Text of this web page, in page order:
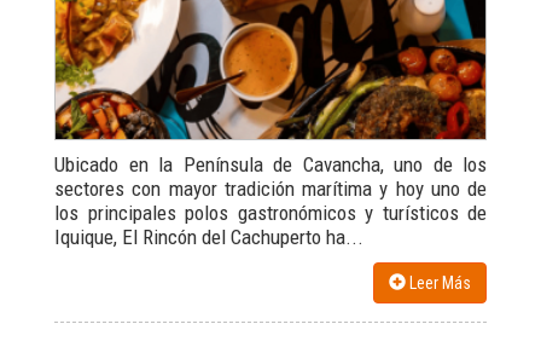
Ubicado en la Península de Cavancha, uno de los
sectores con mayor tradición marítima y hoy uno de
los principales polos gastronómicos y turísticos de
Iquique, El Rincón del Cachuperto ha...
Leer Más